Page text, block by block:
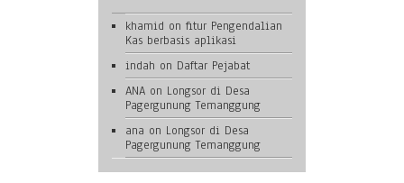
khamid on fitur Pengendalian
Kas berbasis aplikasi
indah on Daftar Pejabat
ANA on Longsor di Desa
Pagergunung Temanggung
ana on Longsor di Desa
Pagergunung Temanggung